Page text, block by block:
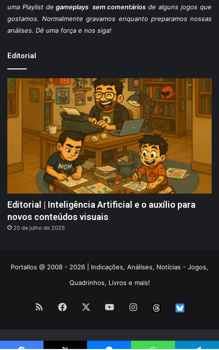
uma Playlist de gameplays sem comentários de alguns jogos que
gostamos. Normalmente gravamos enquanto preparamos nossas
análises. Dê uma força e nos siga!
Editorial
Editorial | Inteligência Artificial e o auxílio para
novos conteúdos visuais
20 de julho de 2025
Portallos @ 2008 - 2026 | Indicações, Análises, Notícias - Jogos,
Quadrinhos, Livros e mais!
RSS Facebook YouTubeInstagramThreads